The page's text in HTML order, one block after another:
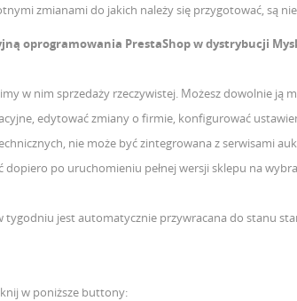
zmianami do jakich należy się przygotować, są
oprogramowania PrestaShop w dystrybucji
w nim sprzedaży rzeczywistej. Możesz dowolnie
edytować zmiany o firmie, konfigurować
nie może być zintegrowana z serwisami
po uruchomieniu pełnej wersji sklepu na
jest automatycznie przywracana do stanu
w poniższe buttony: